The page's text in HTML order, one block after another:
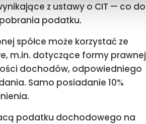
z ustawy o CIT — co do
podatku.
spółce może korzystać ze
m.in. dotyczące formy prawnej
dochodów, odpowiedniego
Samo posiadanie 10%
podatku dochodowego na